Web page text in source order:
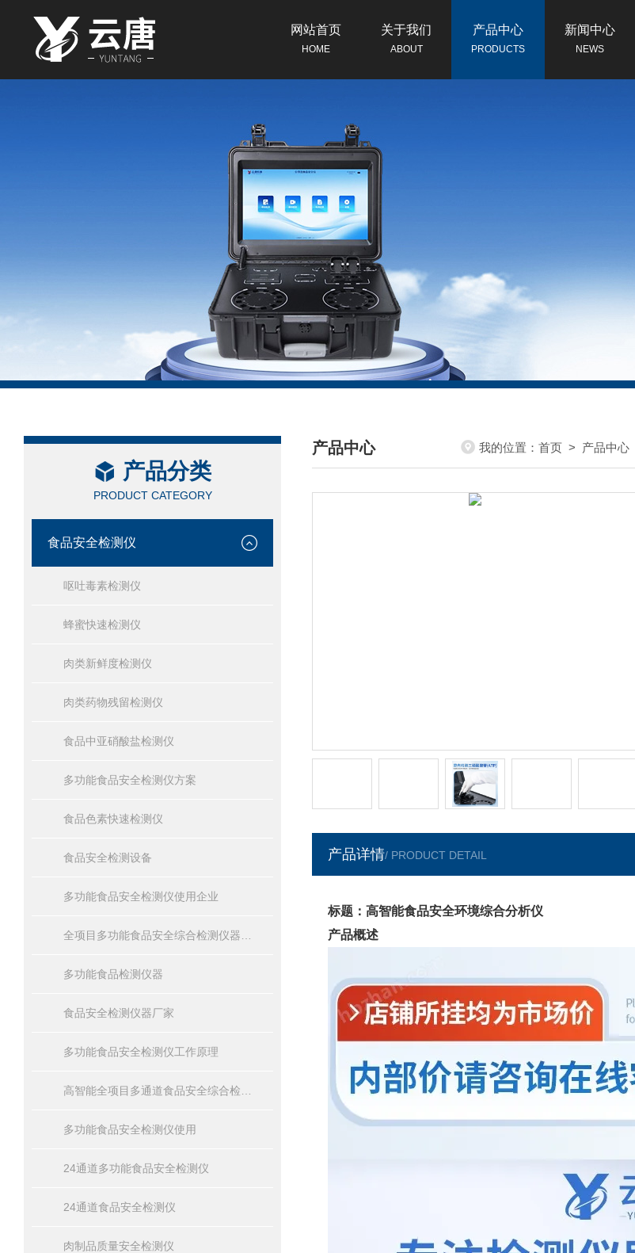
网站首页
HOME
关于我们
ABOUT
产品中心
PRODUCTS
新闻中心
NEWS
产品分类
PRODUCT CATEGORY
食品安全检测仪
呕吐毒素检测仪
蜂蜜快速检测仪
肉类新鲜度检测仪
肉类药物残留检测仪
食品中亚硝酸盐检测仪
多功能食品安全检测仪方案
食品色素快速检测仪
食品安全检测设备
多功能食品安全检测仪使用企业
多功能食品检测仪器
食品安全检测仪器厂家
多功能食品安全检测仪工作原理
多功能食品安全检测仪使用
24通道多功能食品安全检测仪
24通道食品安全检测仪
肉制品质量安全检测仪
产品中心
/ PRODUCTS CENTER
我的位置：首页 > 产品中心
产品详情/ PRODUCT DETAIL
标题：高智能食品安全环境综合分析仪
产品概述